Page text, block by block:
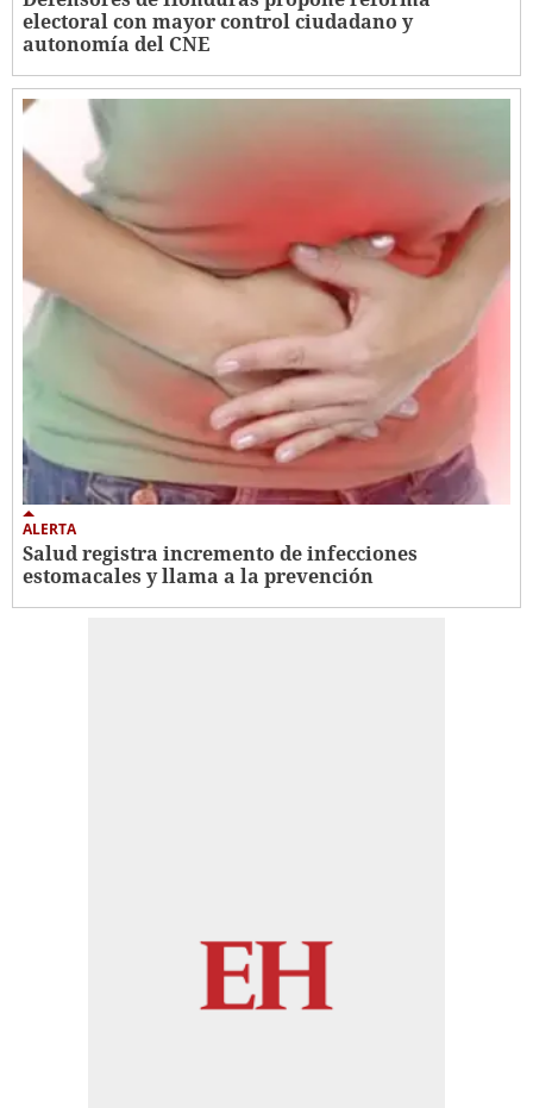
electoral con mayor control ciudadano y
autonomía del CNE
ALERTA
Salud registra incremento de infecciones
estomacales y llama a la prevención